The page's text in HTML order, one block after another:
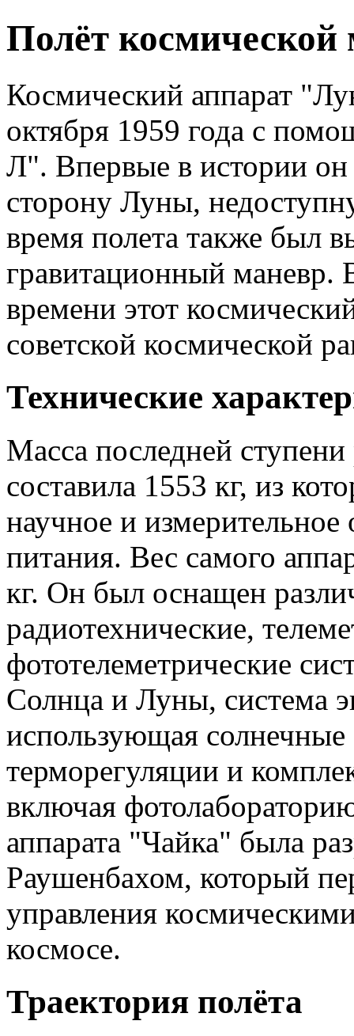
Полёт
Космический аппарат
октября 1959 года с
Л". Впервые в истории
сторону Луны,
время полета также был
гравитационный маневр.
времени этот
советской космической
Технические
Масса последней
составила 1553 кг, из
научное и
питания. Вес самого
кг. Он был оснащен
радиотехнические,
фототелеметрические
Солнца и Луны, система
использующая солнечные
терморегуляции и
включая
аппарата "Чайка" была
Раушенбахом, который
управления
космосе.
Траектория полёта